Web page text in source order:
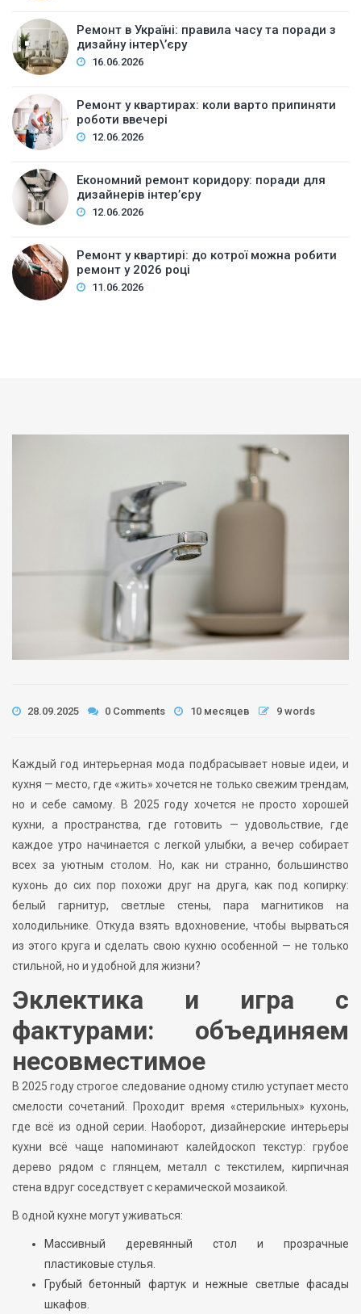
Ремонт в Україні: правила часу та поради з
дизайну інтер\’єру
16.06.2026
Ремонт у квартирах: коли варто припиняти
роботи ввечері
12.06.2026
Економний ремонт коридору: поради для
дизайнерів інтер’єру
12.06.2026
Ремонт у квартирі: до котрої можна робити
ремонт у 2026 році
11.06.2026
28.09.2025 0 Comments 10 месяцев 9 words
Каждый год интерьерная мода подбрасывает новые идеи, и
кухня — место, где «жить» хочется не только свежим трендам,
но и себе самому. В 2025 году хочется не просто хорошей
кухни, а пространства, где готовить — удовольствие, где
каждое утро начинается с легкой улыбки, а вечер собирает
всех за уютным столом. Но, как ни странно, большинство
кухонь до сих пор похожи друг на друга, как под копирку:
белый гарнитур, светлые стены, пара магнитиков на
холодильнике. Откуда взять вдохновение, чтобы вырваться
из этого круга и сделать свою кухню особенной — не только
стильной, но и удобной для жизни?
Эклектика и игра с
фактурами: объединяем
несовместимое
В 2025 году строгое следование одному стилю уступает место
смелости сочетаний. Проходит время «стерильных» кухонь,
где всё из одной серии. Наоборот, дизайнерские интерьеры
кухни всё чаще напоминают калейдоскоп текстур: грубое
дерево рядом с глянцем, металл с текстилем, кирпичная
стена вдруг соседствует с керамической мозаикой.
В одной кухне могут уживаться:
Массивный деревянный стол и прозрачные
пластиковые стулья.
Грубый бетонный фартук и нежные светлые фасады
шкафов.